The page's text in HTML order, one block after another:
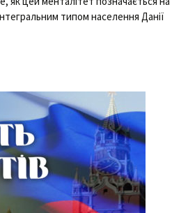
типом населення Данії